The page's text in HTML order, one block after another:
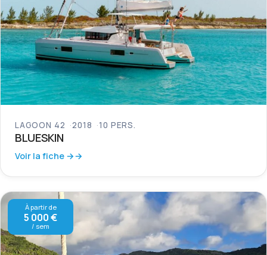
LAGOON 42 2018 10 PERS.
BLUESKIN
Voir la fiche →
À partir de
5 000 €
/ sem